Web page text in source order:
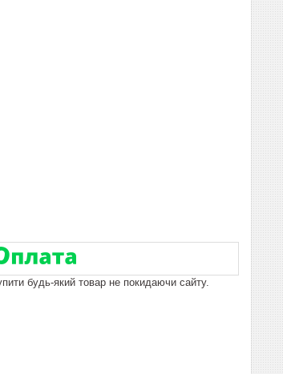
будь-який товар не покидаючи сайту.